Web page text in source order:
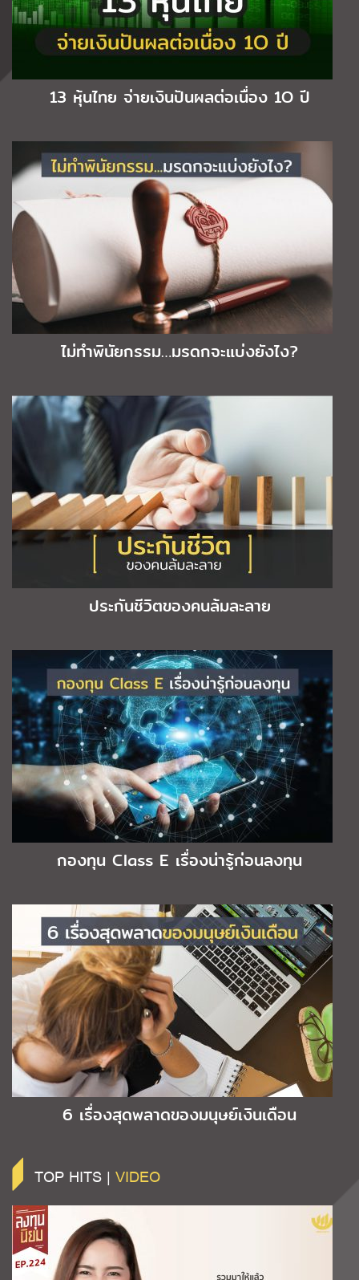
13 หุ้นไทย จ่ายเงินปันผลต่อเนื่อง 1O ปี
ไม่ทำพินัยกรรม…มรดกจะแบ่งยังไง?
ประกันชีวิตของคนล้มละลาย
กองทุน Class E เรื่องน่ารู้ก่อนลงทุน
6 เรื่องสุดพลาดของมนุษย์เงินเดือน
TOP HITS | VIDEO